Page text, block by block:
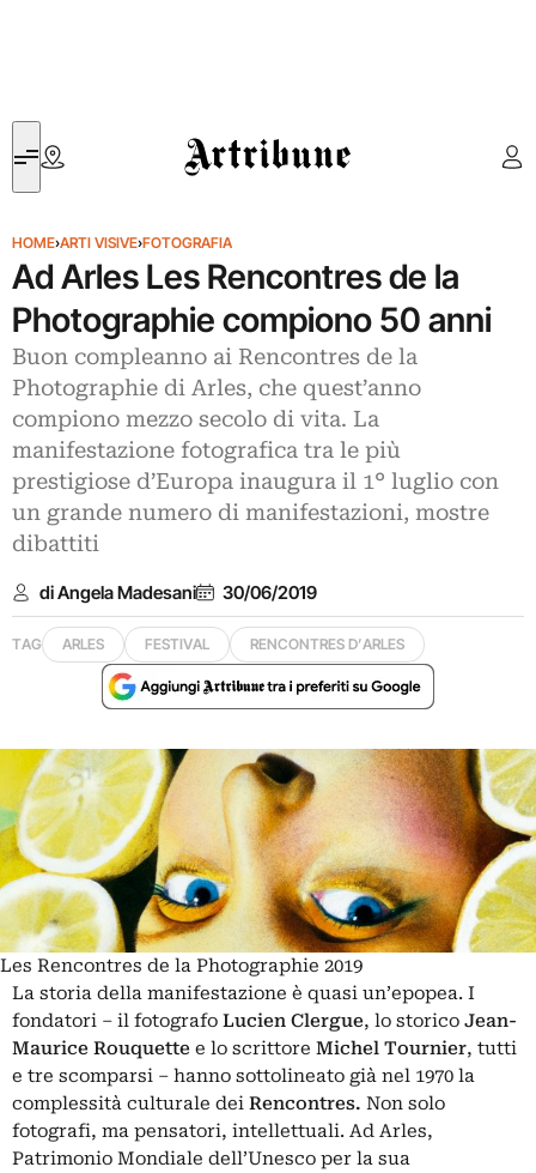
Artribune
HOME›ARTI VISIVE›FOTOGRAFIA
Ad Arles Les Rencontres de la
Photographie compiono 50 anni
Buon compleanno ai Rencontres de la
Photographie di Arles, che quest’anno
compiono mezzo secolo di vita. La
manifestazione fotografica tra le più
prestigiose d’Europa inaugura il 1° luglio con
un grande numero di manifestazioni, mostre
dibattiti
di Angela Madesani 30/06/2019
TAG ARLES FESTIVAL RENCONTRES D’ARLES
Les Rencontres de la Photographie 2019
La storia della manifestazione è quasi un’epopea. I
fondatori – il fotografo Lucien Clergue, lo storico Jean-
Maurice Rouquette e lo scrittore Michel Tournier, tutti
e tre scomparsi – hanno sottolineato già nel 1970 la
complessità culturale dei Rencontres. Non solo
fotografi, ma pensatori, intellettuali. Ad Arles,
Patrimonio Mondiale dell’Unesco per la sua